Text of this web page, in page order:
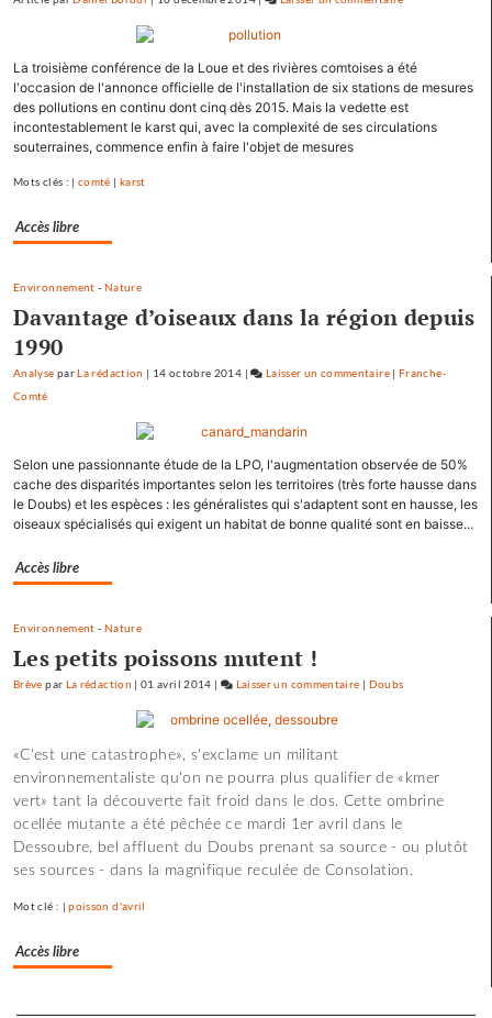
et
les
scories
La troisième conférence de la Loue et des rivières comtoises a été
l'occasion de l'annonce officielle de l'installation de six stations de mesures
des pollutions en continu dont cinq dès 2015. Mais la vedette est
incontestablement le karst qui, avec la complexité de ses circulations
souterraines, commence enfin à faire l'objet de mesures
Mots clés : |comté | karst
Accès libre
Environnement - Nature
Davantage d’oiseaux dans la région depuis
1990
Analyse parLa rédaction | 14 octobre 2014 | Laisser un commentaireon
les
scories
de
|Franche-
Comté
Selon une passionnante étude de la LPO, l'augmentation observée de 50%
cache des disparités importantes selon les territoires (très forte hausse dans
le Doubs) et les espèces : les généralistes qui s'adaptent sont en hausse, les
oiseaux spécialisés qui exigent un habitat de bonne qualité sont en baisse...
Accès libre
Environnement - Nature
Les petits poissons mutent !
Brève par La rédaction |01 avril 2014 | Laisser un commentaire on
les
scories
de
la
crue…
| Doubs
«C'est une catastrophe», s'exclame un militant
environnementaliste qu'on ne pourra plus qualifier de «kmer
vert» tant la découverte fait froid dans le dos. Cette ombrine
ocellée mutante a été pêchée ce mardi 1er avril dans le
Dessoubre, bel affluent du Doubs prenant sa source - ou plutôt
ses sources - dans la magnifique reculée de Consolation.
Mot clé : |poisson d'avril
Accès libre